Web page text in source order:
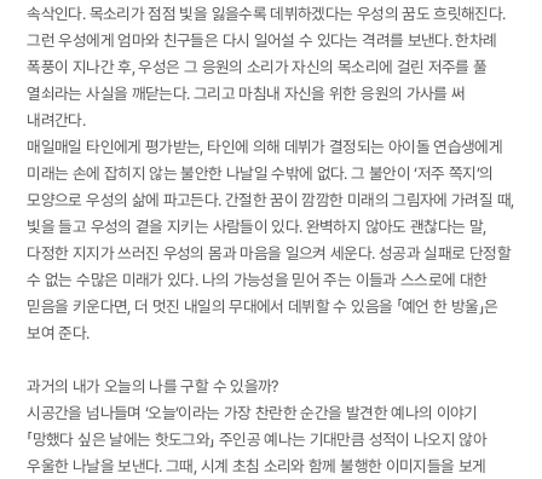
속삭인다. 목소리가 점점 빛을 잃을수록 데뷔하겠다는 우성의 꿈도 흐릿해진다.
그런 우성에게 엄마와 친구들은 다시 일어설 수 있다는 격려를 보낸다. 한차례
폭풍이 지나간 후, 우성은 그 응원의 소리가 자신의 목소리에 걸린 저주를 풀
열쇠라는 사실을 깨닫는다. 그리고 마침내 자신을 위한 응원의 가사를 써
내려간다.
매일매일 타인에게 평가받는, 타인에 의해 데뷔가 결정되는 아이돌 연습생에게
미래는 손에 잡히지 않는 불안한 나날일 수밖에 없다. 그 불안이 ‘저주 쪽지’의
모양으로 우성의 삶에 파고든다. 간절한 꿈이 깜깜한 미래의 그림자에 가려질 때,
빛을 들고 우성의 곁을 지키는 사람들이 있다. 완벽하지 않아도 괜찮다는 말,
다정한 지지가 쓰러진 우성의 몸과 마음을 일으켜 세운다. 성공과 실패로 단정할
수 없는 수많은 미래가 있다. 나의 가능성을 믿어 주는 이들과 스스로에 대한
믿음을 키운다면, 더 멋진 내일의 무대에서 데뷔할 수 있음을 「예언 한 방울」은
보여 준다.
과거의 내가 오늘의 나를 구할 수 있을까?
시공간을 넘나들며 ‘오늘’이라는 가장 찬란한 순간을 발견한 예나의 이야기
「망했다 싶은 날에는 핫도그와」 주인공 예나는 기대만큼 성적이 나오지 않아
우울한 나날을 보낸다. 그때, 시계 초침 소리와 함께 불행한 이미지들을 보게